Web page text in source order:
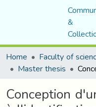
&
Home
Faculty of
Master thesis
Conception